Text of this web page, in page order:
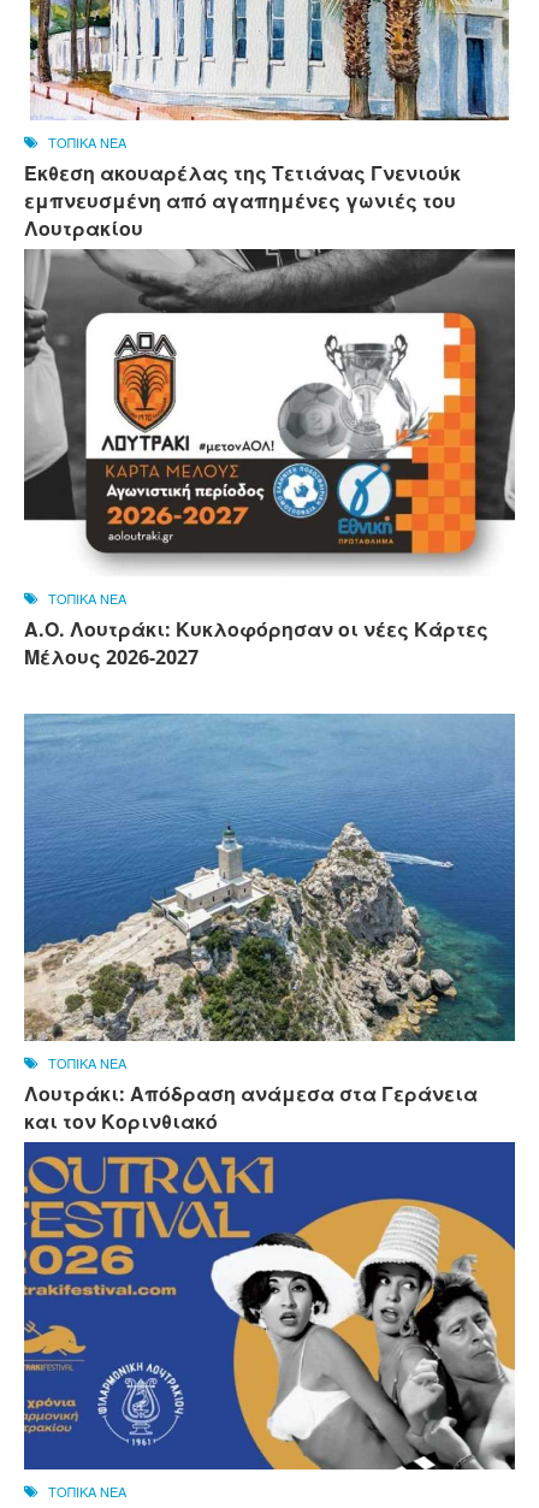
ΤΟΠΙΚΑ ΝΕΑ
Έκθεση ακουαρέλας της Τετιάνας Γνενιούκ
εμπνευσμένη από αγαπημένες γωνιές του
Λουτρακίου
ΤΟΠΙΚΑ ΝΕΑ
Α.Ο. Λουτράκι: Κυκλοφόρησαν οι νέες Κάρτες
Μέλους 2026-2027
ΤΟΠΙΚΑ ΝΕΑ
Λουτράκι: Απόδραση ανάμεσα στα Γεράνεια
και τον Κορινθιακό
ΤΟΠΙΚΑ ΝΕΑ